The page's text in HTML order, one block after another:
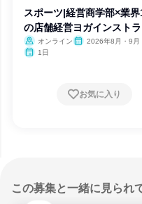
スポーツ|経営商学部×業
の店舗経営ヨガインスト
ー
オンライン
2026年8月・9月
1日
お気に入り
この募集と一緒に見られ